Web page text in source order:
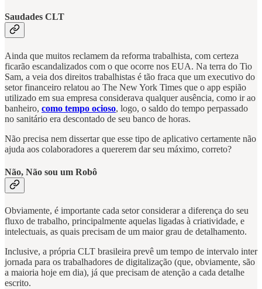
Saudades CLT
Ainda que muitos reclamem da reforma trabalhista, com certeza
ficarão escandalizados com o que ocorre nos EUA. Na terra do Tio
Sam, a veia dos direitos trabalhistas é tão fraca que um executivo do
setor financeiro relatou ao The New York Times que o app espião
utilizado em sua empresa considerava qualquer ausência, como ir ao
banheiro, como tempo ocioso, logo, o saldo do tempo perpassado
no sanitário era descontado de seu banco de horas.
Não precisa nem dissertar que esse tipo de aplicativo certamente não
ajuda aos colaboradores a quererem dar seu máximo, correto?
Não, Não sou um Robô
Obviamente, é importante cada setor considerar a diferença do seu
fluxo de trabalho, principalmente aquelas ligadas à criatividade, e
intelectuais, as quais precisam de um maior grau de detalhamento.
Inclusive, a própria CLT brasileira prevê um tempo de intervalo inter
jornada para os trabalhadores de digitalização (que, obviamente, são
a maioria hoje em dia), já que precisam de atenção a cada detalhe
escrito.